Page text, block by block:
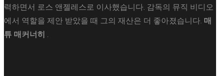
력하면서 로스 앤젤레스로 이사했습니다. 감독의 뮤직 비디오
에서 역할을 제안 받았을 때 그의 재산은 더 좋아졌습니다. 매
튜 매커너히 .